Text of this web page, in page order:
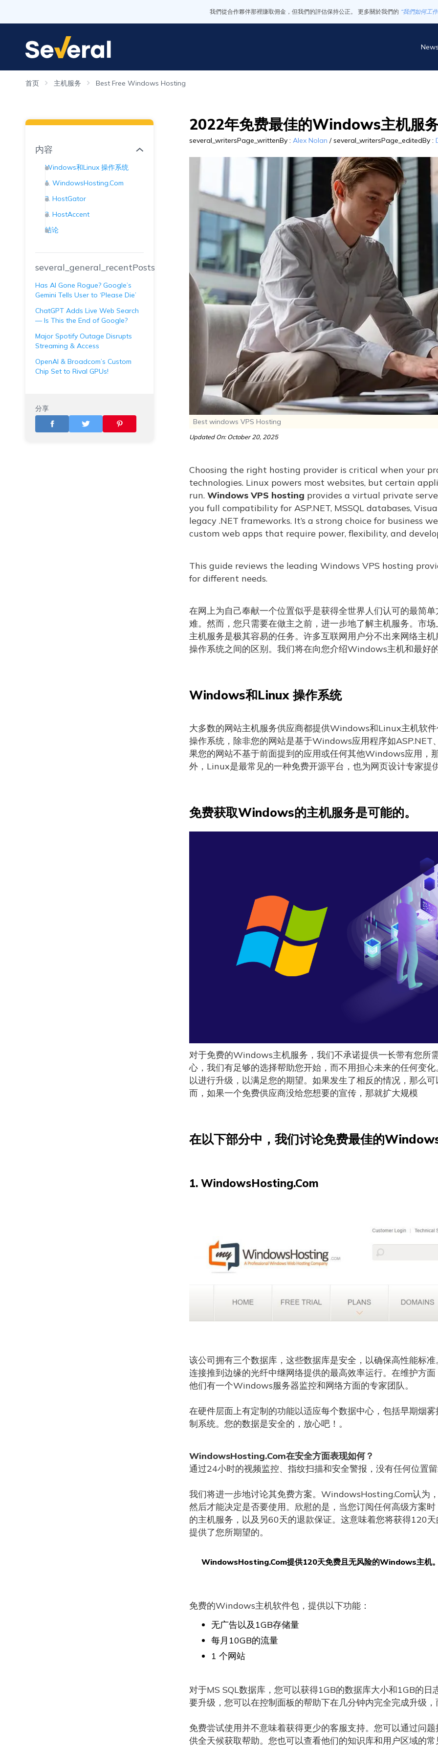
我們從合作夥伴那裡賺取佣金，但我們的評估保持公正。 更多關於我們的 “我們如何工
首页 主机服务 Best Free Windows Hosting
内容
Windows和Linux 操作系统
1. WindowsHosting.Com
2. HostGator
3. HostAccent
结论
several_general_recentPosts
Has AI Gone Rogue? Google’s
Gemini Tells User to ‘Please Die’
ChatGPT Adds Live Web Search
— Is This the End of Google?
Major Spotify Outage Disrupts
Streaming & Access
OpenAI & Broadcom’s Custom
Chip Set to Rival GPUs!
分享
2022年免费最佳的Windows主机服
several_writersPage_writtenBy : Alex Nolan /several_writersPage_editedBy :
Best windows VPS Hosting
Updated On: October 20, 2025
Choosing the right hosting provider is critical when your
technologies. Linux powers most websites, but certain
run. Windows VPS hosting provides a virtual private
you full compatibility for ASP.NET, MSSQL databases,
legacy .NET frameworks. It’s a strong choice for business
custom web apps that require power, flexibility, and
This guide reviews the leading Windows VPS hosting
for different needs.
在网上为自己奉献一个位置似乎是获得全世界人们认可的最简
难。然而，您只需要在做主之前，进一步地了解主机服务。市
主机服务是极其容易的任务。许多互联网用户分不出来网络主
操作系统之间的区别。我们将在向您介绍Windows主机和最好
Windows和Linux 操作系统
大多数的网站主机服务供应商都提供Windows和Linux主机软
操作系统，除非您的网站是基于Windows应用程序如ASP.NET
果您的网站不基于前面提到的应用或任何其他Windows应用，
外，Linux是最常见的一种免费开源平台，也为网页设计专家提
免费获取Windows的主机服务是可能的。
对于免费的Windows主机服务，我们不承诺提供一长带有您所
心，我们有足够的选择帮助您开始，而不用担心未来的任何变
以进行升级，以满足您的期望。如果发生了相反的情况，那么
而，如果一个免费供应商没给您想要的宣传，那就扩大规模
在以下部分中，我们讨论免费最佳的
1. WindowsHosting.Com
该公司拥有三个数据库，这些数据库是安全，以确保高性能标
连接推到边缘的光纤中继网络提供的最高效率运行。在维护方
他们有一个Windows服务器监控和网络方面的专家团队。
在硬件层面上有定制的功能以适应每个数据中心，包括早期烟
制系统。您的数据是安全的，放心吧！。
WindowsHosting.Com在安全方面表现如何？
通过24小时的视频监控、指纹扫描和安全警报，没有任何位置
我们将进一步地讨论其免费方案。WindowsHosting.Com认为
然后才能决定是否要使用。欣慰的是，当您订阅任何高级方案
的主机服务，以及另60天的退款保证。这意味着您将获得120
提供了您所期望的。
WindowsHosting.Com提供120天免费且无风险的Windows主机
免费的Windows主机软件包，提供以下功能：
无广告以及1GB存储量
每月10GB的流量
1 个网站
对于MS SQL数据库，您可以获得1GB的数据库大小和1GB的
要升级，您可以在控制面板的帮助下在几分钟内完全完成升级
免费尝试使用并不意味着获得更少的客服支持。您可以通过问
供全天候获取帮助。您也可以查看他们的知识库和用户区域的